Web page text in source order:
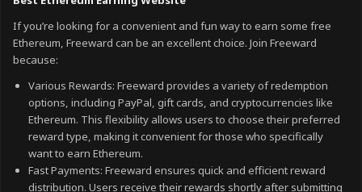
If you’re looking for a convenient and fun way to earn some free
Ethereum, Freeward can be an excellent choice. Join Freeward
because:
Various Rewards: Freeward provides a variety of redemption
options, including PayPal, gift cards, and cryptocurrencies like
Ethereum. This flexibility allows users to choose their preferred
reward type, making it convenient for those who specifically
want to earn Ethereum.
Fast Payments: Freeward ensures quick and efficient reward
distribution. Users receive their rewards shortly after submitting